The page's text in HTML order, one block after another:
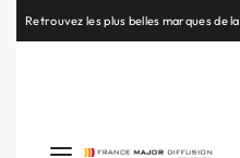
Retrouvez les plus belles marques de